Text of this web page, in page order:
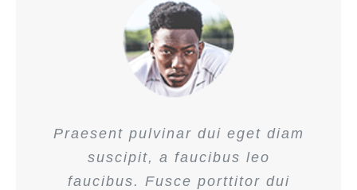
Praesent pulvinar dui eget diam
suscipit, a faucibus leo
faucibus. Fusce porttitor dui